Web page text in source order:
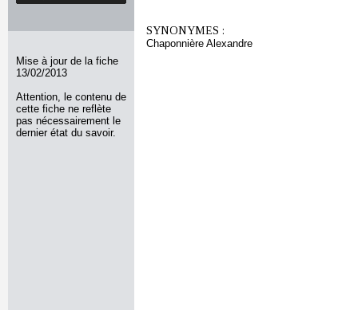
Mise à jour de la fiche
13/02/2013
Attention, le contenu de
cette fiche ne reflète
pas nécessairement le
dernier état du savoir.
SYNONYMES :
Chaponnière Alexandre